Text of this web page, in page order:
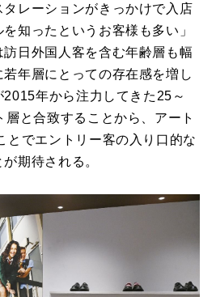
タレーションがきっかけで入店
知ったというお客様も多い」
日外国人客を含む年齢層も幅
年層にとっての存在感を増し
年から注力してきた25～
と合致することから、アート
とでエントリー客の入り口的な
期待される。